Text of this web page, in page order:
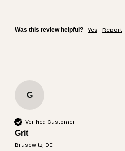
Was this review helpful? Yes Report
G
Verified Customer
Grit
Brüsewitz, DE